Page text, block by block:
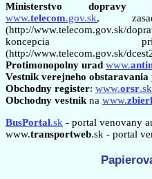
Ministerstvo dopravy
www.telecom.gov.sk,
(http://www.telecom.gov.sk/
koncepcia
(http://www.telecom.gov.sk/
Protimonopolny urad www.
Vestnik verejneho obstaravania
Obchodny register: www.orsr.sk
Obchodny vestnikna www.
BusPortal.sk - portal venovany
www.transportweb.sk - portal